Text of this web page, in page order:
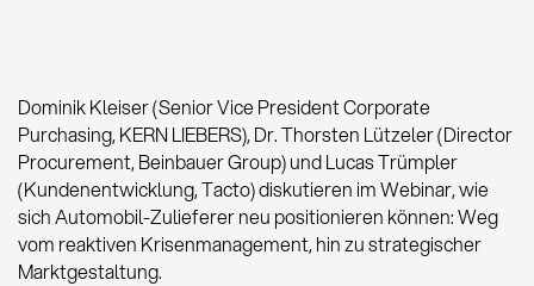
Dominik Kleiser (Senior Vice President Corporate
Purchasing, KERN LIEBERS), Dr. Thorsten Lützeler (Director
Procurement, Beinbauer Group) und Lucas Trümpler
(Kundenentwicklung, Tacto) diskutieren im Webinar, wie
sich Automobil-Zulieferer neu positionieren können: Weg
vom reaktiven Krisenmanagement, hin zu strategischer
Marktgestaltung.